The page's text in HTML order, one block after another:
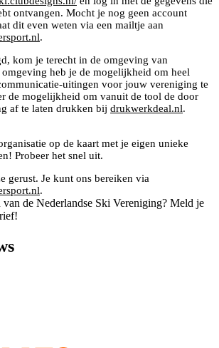
ontvangen. Mocht je nog geen account
dit even weten via een mailtje aan
.
kom je terecht in de omgeving van
heb je de mogelijkheid om heel
uitingen voor jouw vereniging te
de mogelijkheid om vanuit de tool de door
af te laten drukken bij drukwerkdeal.nl.
op de kaart met je eigen unieke
Probeer het snel uit.
gerust. Je kunt ons bereiken via
.
de Nederlandse Ski Vereniging? Meld je